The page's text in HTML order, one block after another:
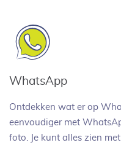
WhatsApp
Ontdekken wat er op
eenvoudiger met
foto. Je kunt alles zien